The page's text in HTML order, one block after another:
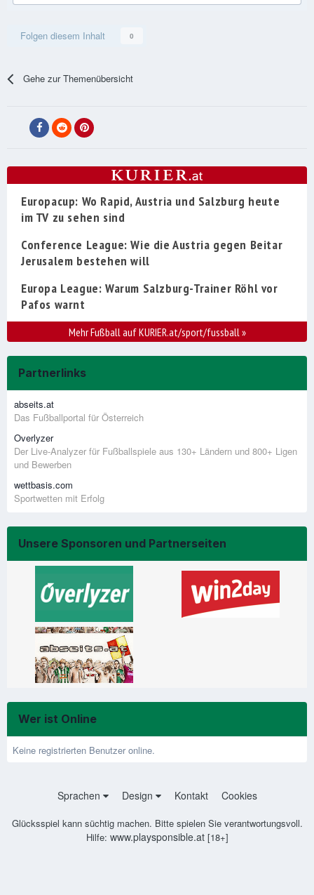
Folgen diesem Inhalt 0
Gehe zur Themenübersicht
Europacup: Wo Rapid, Austria und Salzburg heute
im TV zu sehen sind
Conference League: Wie die Austria gegen Beitar
Jerusalem bestehen will
Europa League: Warum Salzburg-Trainer Röhl vor
Pafos warnt
Mehr Fußball auf KURIER.at/sport/fussball»
Partnerlinks
abseits.at
Das Fußballportal für Österreich
Overlyzer
Der Live-Analyzer für Fußballspiele aus 130+ Ländern und 800+ Ligen
und Bewerben
wettbasis.com
Sportwetten mit Erfolg
Unsere Sponsoren und Partnerseiten
Wer ist Online
Keine registrierten Benutzer online.
Sprachen Design Kontakt Cookies
Glücksspiel kann süchtig machen. Bitte spielen Sie verantwortungsvoll.
Hilfe: www.playsponsible.at[18+]